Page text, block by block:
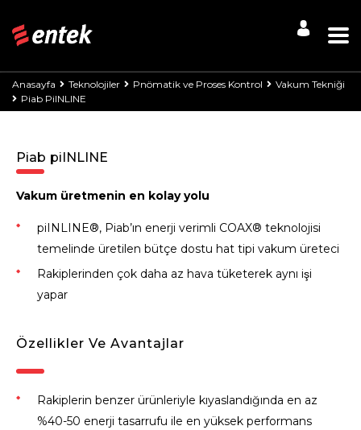
Anasayfa Teknolojiler Pnömatik ve Proses Kontrol
Vakum Tekniği
Piab PiINLINE
Piab piINLINE
Vakum üretmenin en kolay yolu
piINLINE®, Piab’ın enerji verimli COAX® teknolojisi
temelinde üretilen bütçe dostu hat tipi vakum üreteci
Rakiplerinden çok daha az hava tüketerek aynı işi
yapar
Özellikler Ve Avantajlar
Rakiplerin benzer ürünleriyle kıyaslandığında en az
%40-50 enerji tasarrufu ile en yüksek performans